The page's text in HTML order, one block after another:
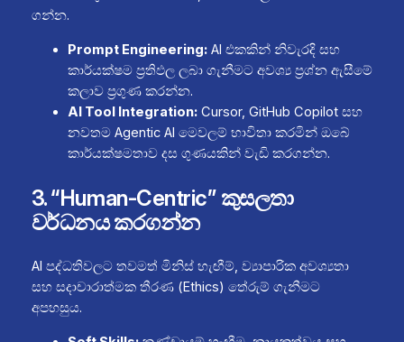
ගන්න.
Prompt Engineering:AI එකකින් නිවැරදි සහ
කාර්යක්ෂම ප්‍රතිඵල ලබා ගැනීමට අවශ්‍ය ප්‍රශ්න ඇසීමේ
කලාව ප්‍රගුණ කරන්න.
AI Tool Integration:Cursor, GitHub Copilot සහ
නවතම Agentic AI මෙවලම් භාවිතා කරමින් ඔබේ
කාර්යක්ෂමතාව දස ගුණයකින් වැඩි කරගන්න.
3. “Human-Centric” කුසලතා
වර්ධනය කරගන්න
AI පද්ධතිවලට තවමත් මිනිස් හැඟීම්, ව්‍යාපාරික අවශ්‍යතා
සහ සදාචාරාත්මක තීරණ (Ethics) තේරුම් ගැනීමට
අපහසුය.